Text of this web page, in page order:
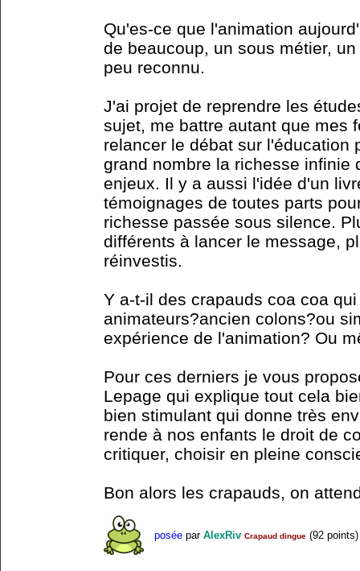
Qu'es-ce que l'animation
de beaucoup, un sous métier,
peu reconnu.
J'ai projet de reprendre les
sujet, me battre autant que mes
relancer le débat sur l'éducation
grand nombre la richesse infinie
enjeux. Il y a aussi l'idée d'un
témoignages de toutes parts
richesse passée sous silence.
différents à lancer le message,
réinvestis.
Y a-t-il des crapauds coa coa
animateurs?ancien colons?ou
expérience de l'animation? Ou
Pour ces derniers je vous
Lepage qui explique tout cela
bien stimulant qui donne très
rende à nos enfants le droit de
critiquer, choisir en pleine
Bon alors les crapauds, on
posée par AlexRiv Crapaud dingue (92 points)